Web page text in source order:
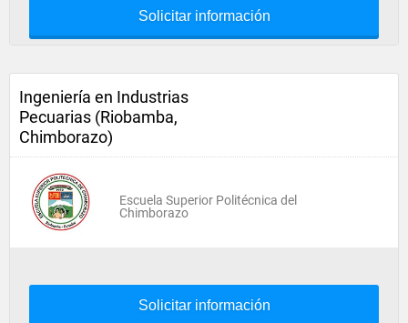
Solicitar información
Ingeniería en Industrias
Pecuarias (Riobamba,
Chimborazo)
Escuela Superior Politécnica del
Chimborazo
Solicitar información